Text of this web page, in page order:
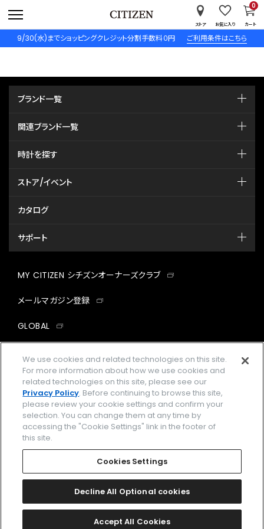
9/30(水)までショッピングクレジット分割手数料０円 ご利用条件はこちら
ストア お気に入り カート
0
ブランド一覧
関連ブランド一覧
時計を探す
ストア/イベント
カタログ
サポート
MY CITIZEN シチズンオーナーズクラブ
メールマガジン登録
GLOBAL
facebookinstagramtwitter
企業情報 ご利用規約
プライバシーポリシー Cookies Settings
Amazon PayはAmazon.com, Inc.またはその関連会社の商標です。
2026 CITIZEN WATCH CO., LTD.
We use cookies and related technologies on this site.
For more information about how we use cookies and
related technologies on this site, please see our
Privacy Policy. Before continuing to browse this site,
please review your cookie settings and confirm your
selection. You can change them at any time by
accessing the "Cookie Settings" link in the footer of
this site.
Cookies Settings
Decline All Optional cookies
Accept All Cookies